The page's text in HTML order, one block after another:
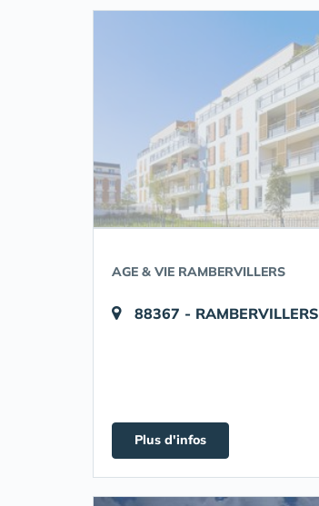
AGE & VIE RAMBERVILLERS
88367 - RAMBERVILLERS
Plus d'infos